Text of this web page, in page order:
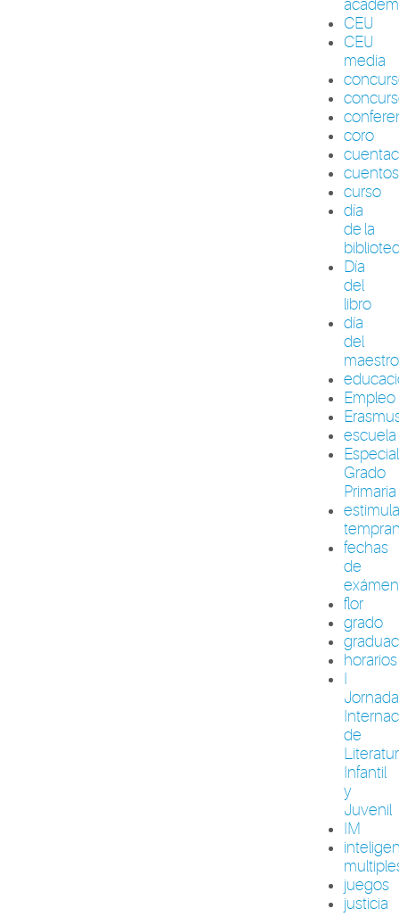
CEU
CEU
media
coro
cuentos
curso
día
de la
Día
del
libro
día
del
maestro
Empleo
escuela
Grado
Primaria
fechas
de
flor
grado
horarios
I
de
Infantil
y
Juvenil
IM
juegos
justicia